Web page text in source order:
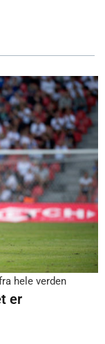
hele verden
er